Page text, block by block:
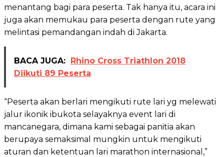
menantang bagi para peserta. Tak hanya itu, acara ini
juga akan memukau para peserta dengan rute yang
melintasi pemandangan indah di Jakarta.
BACA JUGA: Rhino Cross Triathlon 2018
Diikuti 89 Peserta
“Peserta akan berlari mengikuti rute lari yg melewati
jalur ikonik ibukota selayaknya event lari di
mancanegara, dimana kami sebagai panitia akan
berupaya semaksimal mungkin untuk mengikuti
aturan dan ketentuan lari marathon internasional,”